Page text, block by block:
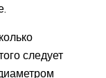
следует